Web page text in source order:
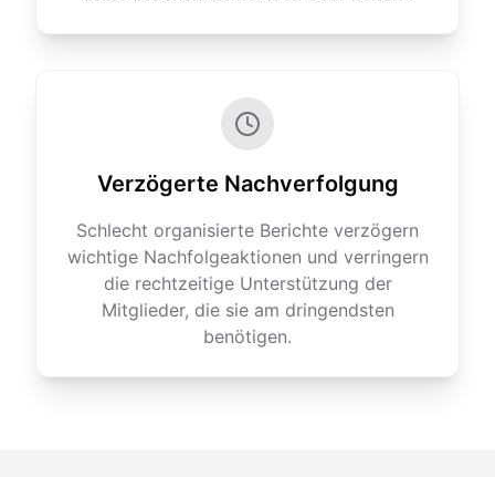
Verzögerte Nachverfolgung
Schlecht organisierte Berichte verzögern
wichtige Nachfolgeaktionen und verringern
die rechtzeitige Unterstützung der
Mitglieder, die sie am dringendsten
benötigen.